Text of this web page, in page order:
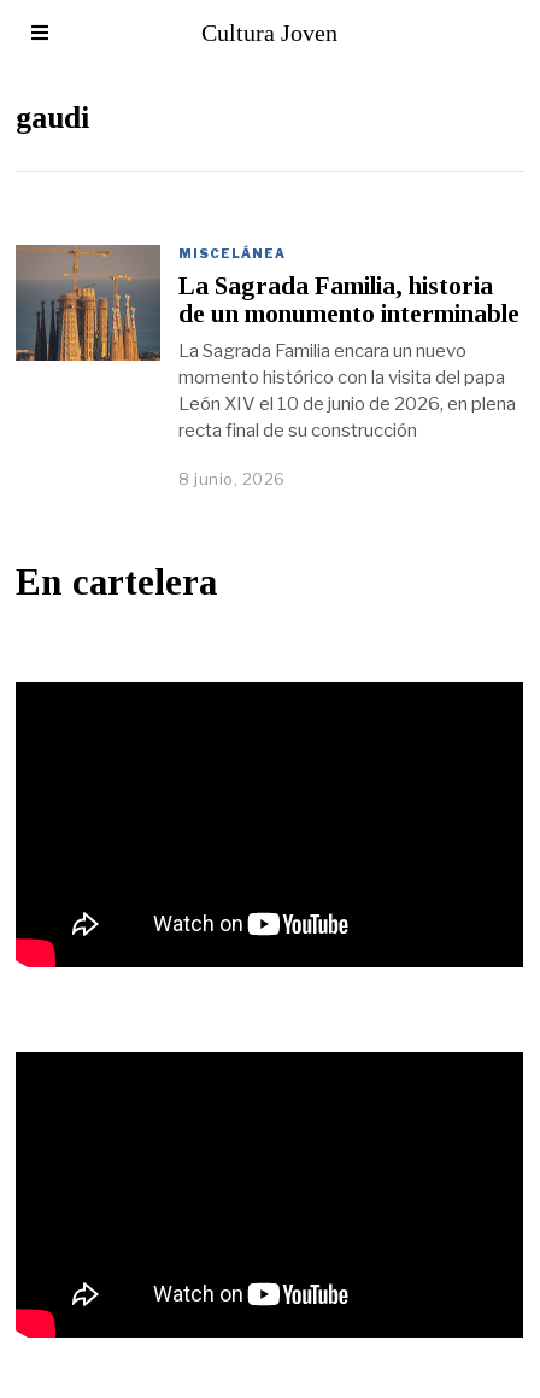
Cultura Joven
gaudi
MISCELÁNEA
La Sagrada Familia, historia
de un monumento interminable
La Sagrada Familia encara un nuevo
momento histórico con la visita del papa
León XIV el 10 de junio de 2026, en plena
recta final de su construcción
8 junio, 2026
En cartelera